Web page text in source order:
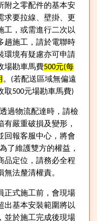
附之零配件的基本安
求要拉線、壁掛、更
工，或需進行二次以
趟施工，請於電聯時
環境有疑慮亦可申請
場勘車馬費500元(每
。 (若配送區域無偏遠
取500元場勘車馬費)
過物流配達時，請檢
嚴重破損及變形，
回報客服中心，將會
為了維護雙方的權益，
品定位，請務必全程
法釐清權責。
正式施工前，會現場
出基本安裝範圍將以
並於施工完成後現場